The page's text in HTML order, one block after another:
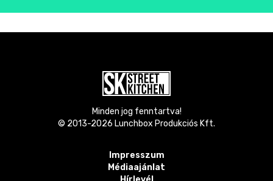
Minden jog fenntartva!
© 2013-2026 Lunchbox Produkciós Kft.
Impresszum
Médiaajánlat